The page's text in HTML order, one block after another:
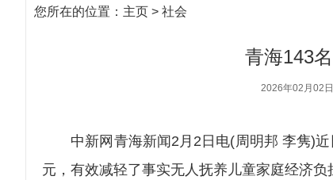
您所在的位置： 主页 > 社会
青海143
2026年02月02
中新网青海新闻2月2日电(周明邦 李隽)近
元，有效减轻了事实无人抚养儿童家庭经济